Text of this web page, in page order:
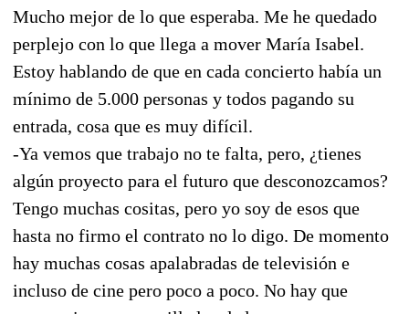
Mucho mejor de lo que esperaba. Me he quedado
perplejo con lo que llega a mover María Isabel.
Estoy hablando de que en cada concierto había un
mínimo de 5.000 personas y todos pagando su
entrada, cosa que es muy difícil.
-Ya vemos que trabajo no te falta, pero, ¿tienes
algún proyecto para el futuro que desconozcamos?
Tengo muchas cositas, pero yo soy de esos que
hasta no firmo el contrato no lo digo. De momento
hay muchas cosas apalabradas de televisión e
incluso de cine pero poco a poco. No hay que